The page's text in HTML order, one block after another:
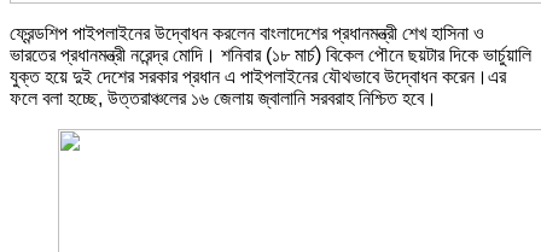
ফ্রেন্ডশিপ পাইপলাইনের উদ্বোধন করলেন বাংলাদেশের প্রধানমন্ত্রী শেখ হাসিনা ও
ভারতের প্রধানমন্ত্রী নরেন্দ্র মোদি। শনিবার (১৮ মার্চ) বিকেল পৌনে ছয়টার দিকে ভার্চুয়ালি
যুক্ত হয়ে দুই দেশের সরকার প্রধান এ পাইপলাইনের যৌথভাবে উদ্বোধন করেন।এর
ফলে বলা হচ্ছে, উত্তরাঞ্চলের ১৬ জেলায় জ্বালানি সরবরাহ নিশ্চিত হবে।